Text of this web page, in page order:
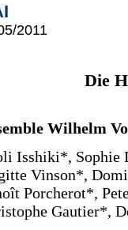
/2011
Die
Wilhelm
Isshiki*, Sophie
Vinson*,
Porcherot*,
Gautier*,